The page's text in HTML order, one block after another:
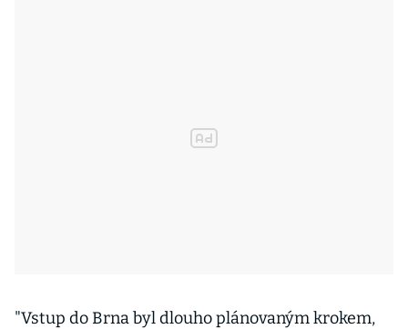
"Vstup do Brna byl dlouho plánovaným krokem,